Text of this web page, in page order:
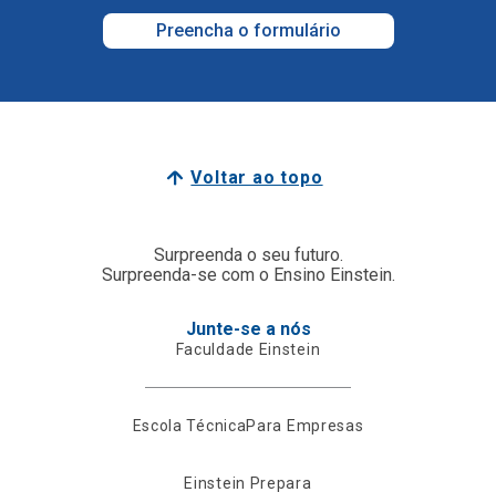
Preencha o formulário
Voltar ao topo
Surpreenda o seu futuro.
Surpreenda-se com o Ensino Einstein.
Junte-se a nós
Faculdade Einstein
Escola TécnicaPara Empresas
Einstein Prepara